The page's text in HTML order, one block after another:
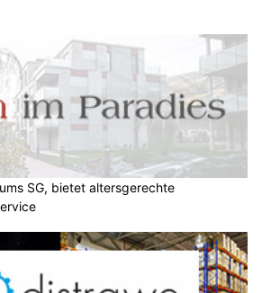
SG, bietet altersgerechte